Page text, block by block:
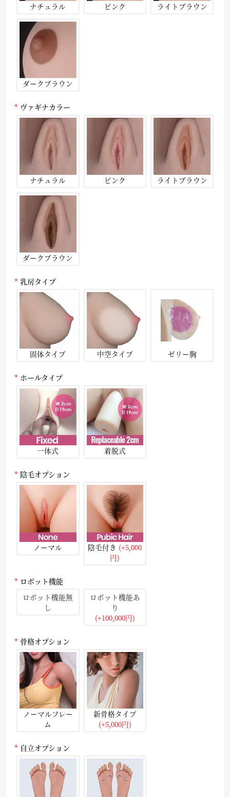
ナチュラル ピンク ライトブラウン
ダークブラウン
ヴァギナカラー
ナチュラル ピンク ライトブラウン
ダークブラウン
乳房タイプ
固体タイプ 中空タイプ ゼリー胸
ホールタイプ
一体式 着脱式
陰毛オプション
ノーマル 陰毛付き (+5,000
円)
ロボット機能
ロボット機能無
し
ロボット機能あ
り
(+100,000円)
骨格オプション
ノーマルフレー
ム
新骨格タイプ
(+5,000円)
自立オプション